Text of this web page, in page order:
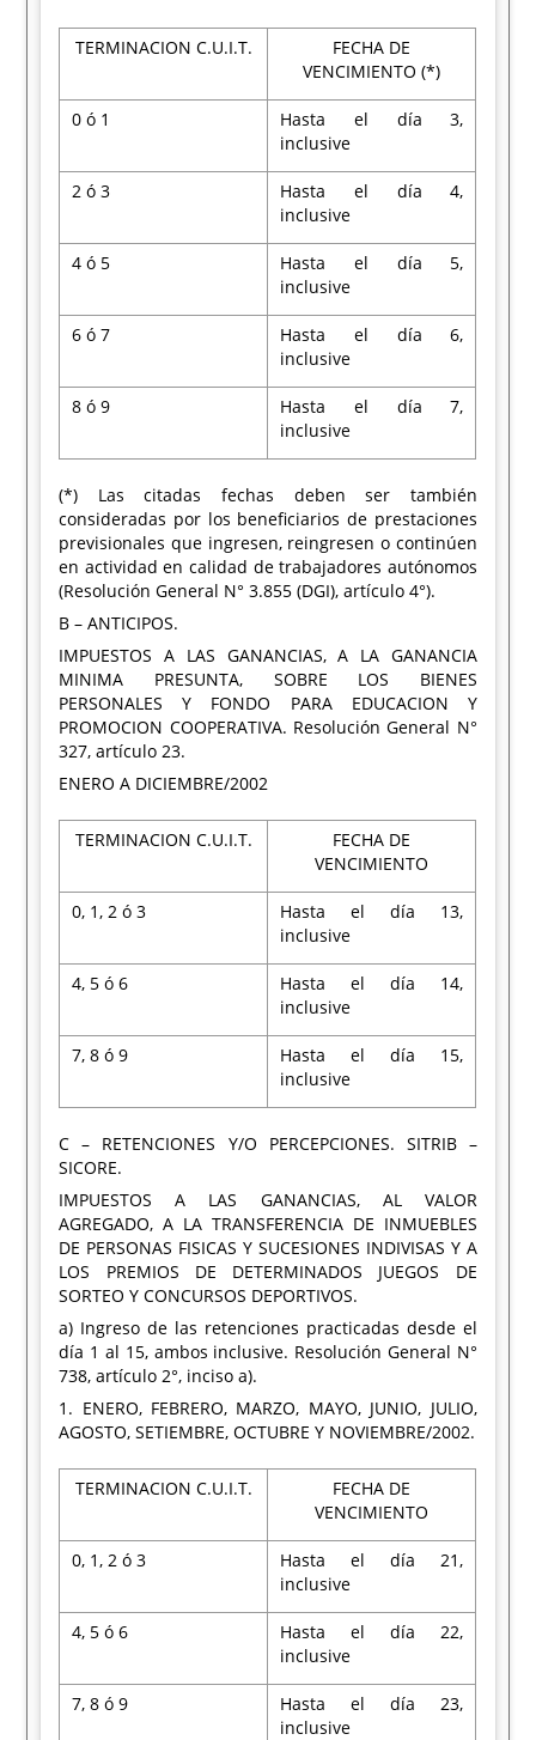
TERMINACION C.U.I.T.
FECHA DE
VENCIMIENTO (*)
0 ó 1
Hasta el día 3,
inclusive
2 ó 3
Hasta el día 4,
inclusive
4 ó 5
Hasta el día 5,
inclusive
6 ó 7
Hasta el día 6,
inclusive
8 ó 9
Hasta el día 7,
inclusive
(*) Las citadas fechas deben ser también
consideradas por los beneficiarios de prestaciones
previsionales que ingresen, reingresen o continúen
en actividad en calidad de trabajadores autónomos
(Resolución General N° 3.855 (DGI), artículo 4°).
B – ANTICIPOS.
IMPUESTOS A LAS GANANCIAS, A LA GANANCIA
MINIMA PRESUNTA, SOBRE LOS BIENES
PERSONALES Y FONDO PARA EDUCACION Y
PROMOCION COOPERATIVA. Resolución General N°
327, artículo 23.
ENERO A DICIEMBRE/2002
TERMINACION C.U.I.T.
FECHA DE
VENCIMIENTO
0, 1, 2 ó 3
Hasta el día 13,
inclusive
4, 5 ó 6
Hasta el día 14,
inclusive
7, 8 ó 9
Hasta el día 15,
inclusive
C – RETENCIONES Y/O PERCEPCIONES. SITRIB –
SICORE.
IMPUESTOS A LAS GANANCIAS, AL VALOR
AGREGADO, A LA TRANSFERENCIA DE INMUEBLES
DE PERSONAS FISICAS Y SUCESIONES INDIVISAS Y A
LOS PREMIOS DE DETERMINADOS JUEGOS DE
SORTEO Y CONCURSOS DEPORTIVOS.
a) Ingreso de las retenciones practicadas desde el
día 1 al 15, ambos inclusive. Resolución General N°
738, artículo 2°, inciso a).
1. ENERO, FEBRERO, MARZO, MAYO, JUNIO, JULIO,
AGOSTO, SETIEMBRE, OCTUBRE Y NOVIEMBRE/2002.
TERMINACION C.U.I.T.
FECHA DE
VENCIMIENTO
0, 1, 2 ó 3
Hasta el día 21,
inclusive
4, 5 ó 6
Hasta el día 22,
inclusive
7, 8 ó 9
Hasta el día 23,
inclusive